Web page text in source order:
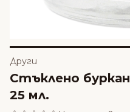
Други
Стъклено
25 мл.